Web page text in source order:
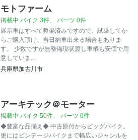
モトファーム
掲載中 バイク 3件、 パーツ 0件
展示車はすべて整備済みですので、試乗してか
らご購入頂け、当日納車出来る場合もありま
す。 少数ですが無整備現状渡し車輌も安価で用
意していま...
兵庫県加古川市
アーキテック＠モーター
掲載中 バイク 50件、 パーツ 0件
◆豊富な品揃え◆ 中古原付からビッグバイク。
更にはビンテージバイクまで幅広いジャンルを